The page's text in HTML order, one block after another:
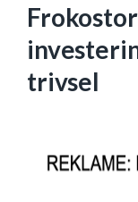
trivsel